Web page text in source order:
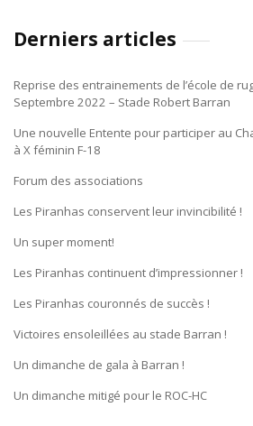
Derniers articles
Reprise des entrainements de l’école de
Septembre 2022 – Stade Robert Barran
Une nouvelle Entente pour participer au
à X féminin F-18
Forum des associations
Les Piranhas conservent leur invincibilité !
Un super moment!
Les Piranhas continuent d’impressionner !
Les Piranhas couronnés de succès !
Victoires ensoleillées au stade Barran !
Un dimanche de gala à Barran !
Un dimanche mitigé pour le ROC-HC